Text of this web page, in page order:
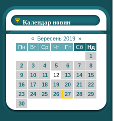
Календар новин
« Вересень 2019 »
Пн
Вт Ср Чт Пт Сб
Нд
1
2
3 4 5 6 7
8
9
10 11 12 13 14
15
16
17 18 19 20 21
22
23
24 25 26 27 28
29
30